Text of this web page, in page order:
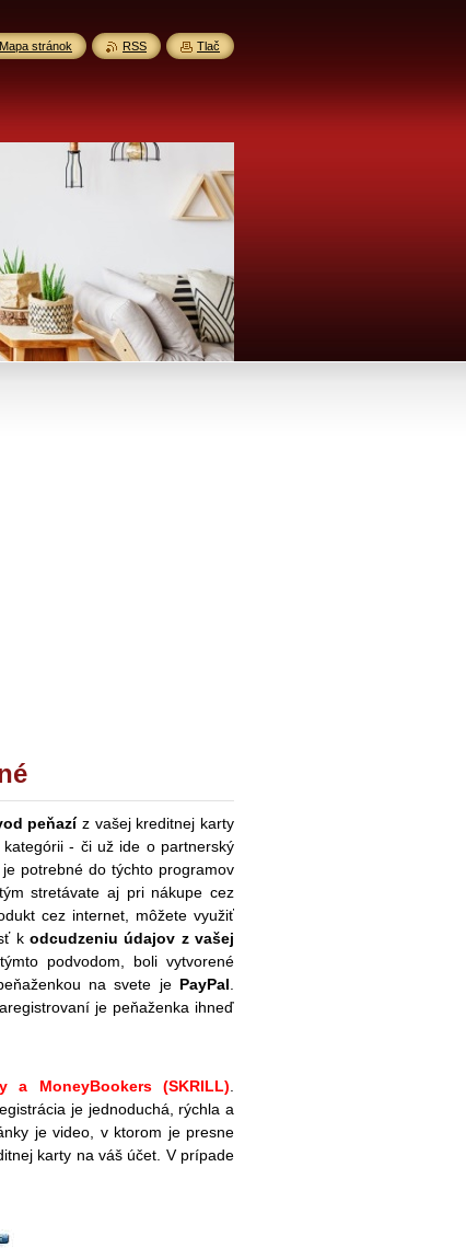
peňazíz vašej kreditnej karty
- či už ide o partnerský
potrebné do týchto programov
stretávate aj pri nákupe cez
cez internet, môžete využiť
kodcudzeniu údajov z vašej
podvodom, boli vytvorené
na svete jePayPal
je peňaženka ihneď
a MoneyBookers (SKRILL)
je jednoduchá, rýchla a
je video, v ktorom je presne
karty na váš účet. V prípade
Mapa stránok RSS Tlač